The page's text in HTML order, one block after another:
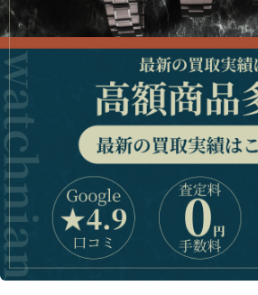
よくある質問
買取方法
査定方法
店舗一覧
お役立ち情報
お問い合わせ
お気軽にご相談く
0120-